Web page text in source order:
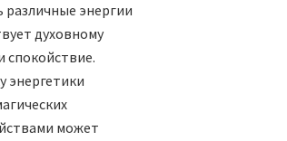
различные энергии
духовному
спокойствие.
энергетики
может